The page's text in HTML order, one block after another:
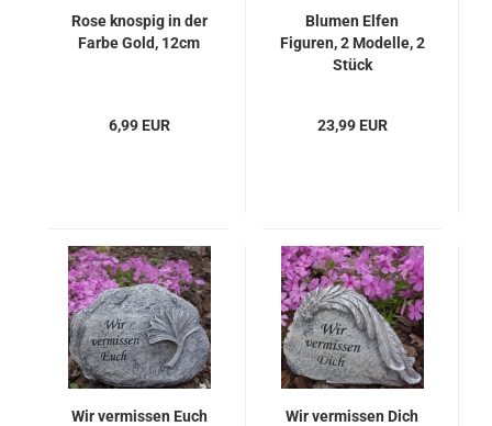
Rose knospig in der
Farbe Gold, 12cm
6,99 EUR
Blumen Elfen
Figuren, 2 Modelle, 2
Stück
23,99 EUR
Wir vermissen Euch
Wir vermissen Dich